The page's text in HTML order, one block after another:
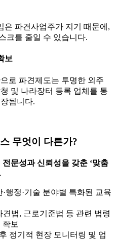
은 파견사업주가 지기 때문에,
크를 줄일 수 있습니다.
보
로 파견제도는 투명한 외주
및 나라장터 등록 업체를 통
됩니다.
무엇이 다른가?
전문성과 신뢰성을 갖춘 ‘맞춤
·행정·기술 분야별 특화된 교육
견법, 근로기준법 등 관련 법령
보
정기적 현장 모니터링 및 업